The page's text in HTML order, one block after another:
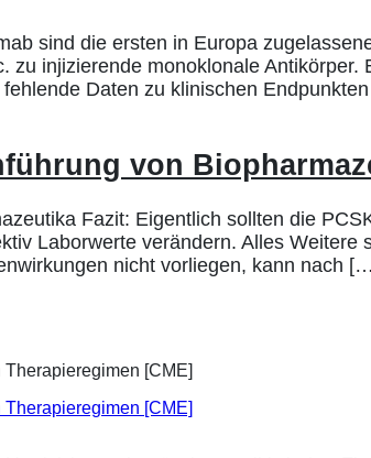
sind die ersten in Europa
injizierende monoklonale Antikörper.
Daten zu klinischen
von
Fazit: Eigentlich sollten die
Laborwerte verändern. Alles Weitere
nicht vorliegen, kann nach
[CME]